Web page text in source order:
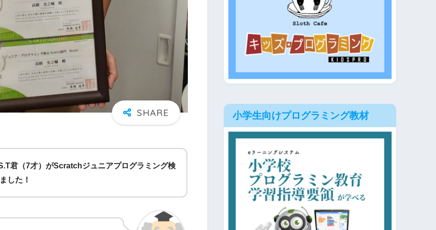
君（7才）がScratchジュニアプログラミング検
した！
小学生向けプログラミング教材